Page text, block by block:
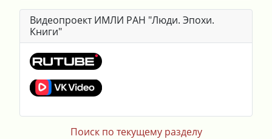
Видеопроект ИМЛИ РАН "Люди. Эпохи.
Книги"
Поиск по текущему разделу